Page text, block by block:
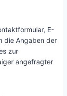
E-
die Angaben der
zur
angefragter